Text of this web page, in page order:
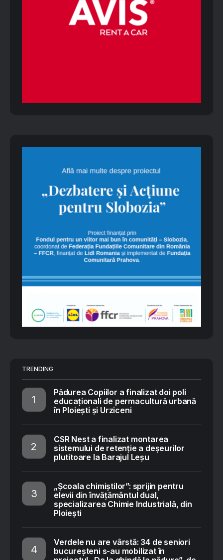
TRENDING
Pădurea Copiilor a finalizat doi poli
educaționali de permacultură urbană
în Ploiești și Urziceni
CSR Nest a finalizat montarea
sistemului de retenție a deșeurilor
plutitoare la Barajul Leșu
„Școala chimiștilor”: sprijin pentru
elevii din învățământul dual,
specializarea Chimie Industrială, din
Ploiești
Verdele nu are vârstă: 34 de seniori
bucureșteni s-au mobilizat în